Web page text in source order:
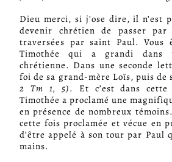
Dieu merci, si j’ose dire, il n’est
devenir chrétien de passer par
traversées par saint Paul. Vous
Timothée qui a grandi dans
chrétienne. Dans une seconde
foi de sa grand-mère Loïs, puis de
2 Tm 1, 5). Et c’est dans
Timothée a proclamé une
en présence de nombreux
cette fois proclamée et vécue en
d’être appelé à son tour par Paul
mains.